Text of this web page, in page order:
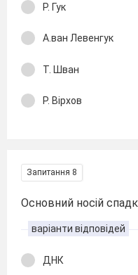
Р. Гук
А.ван Левенгук
Т. Шван
Р. Вірхов
Запитання 8
Основний носій
варіанти відповідей
ДНК